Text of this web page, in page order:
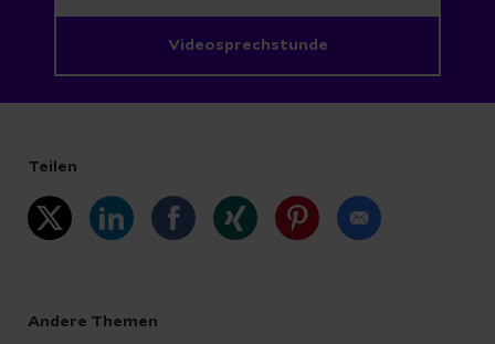
Videosprechstunde
Teilen
Andere Themen